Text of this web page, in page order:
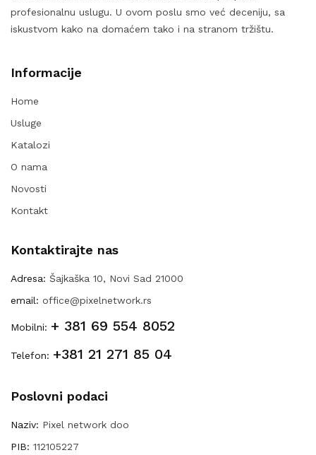
profesionalnu uslugu. U ovom poslu smo već deceniju, sa
iskustvom kako na domaćem tako i na stranom tržištu.
Informacije
Home
Usluge
Katalozi
O nama
Novosti
Kontakt
Kontaktirajte nas
Adresa: Šajkaška 10, Novi Sad 21000
email: office@pixelnetwork.rs
Mobilni: + 381 69 554 8052
Telefon: +381 21 271 85 04
Poslovni podaci
Naziv: Pixel network doo
PIB: 112105227